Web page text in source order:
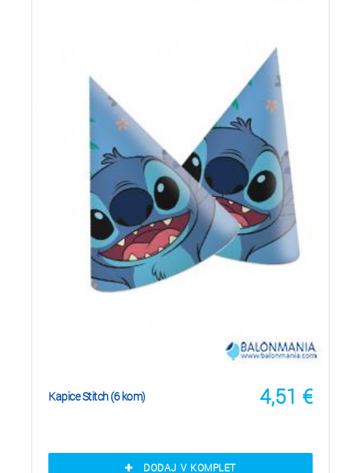
4,51 €
Kapice Stitch (6 kom)
DODAJ V KOMPLET